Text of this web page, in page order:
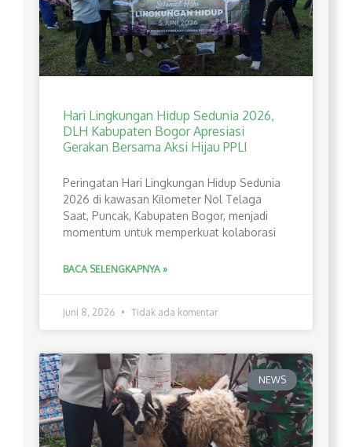
Hari Lingkungan Hidup Sedunia 2026,
DLH Kabupaten Bogor Apresiasi
Gerakan Bersama Aksi Hijau PPLI
Peringatan Hari Lingkungan Hidup Sedunia
2026 di kawasan Kilometer Nol Telaga
Saat, Puncak, Kabupaten Bogor, menjadi
momentum untuk memperkuat kolaborasi
BACA SELENGKAPNYA »
Juni 8, 2026 Tidak ada komentar
NEWS